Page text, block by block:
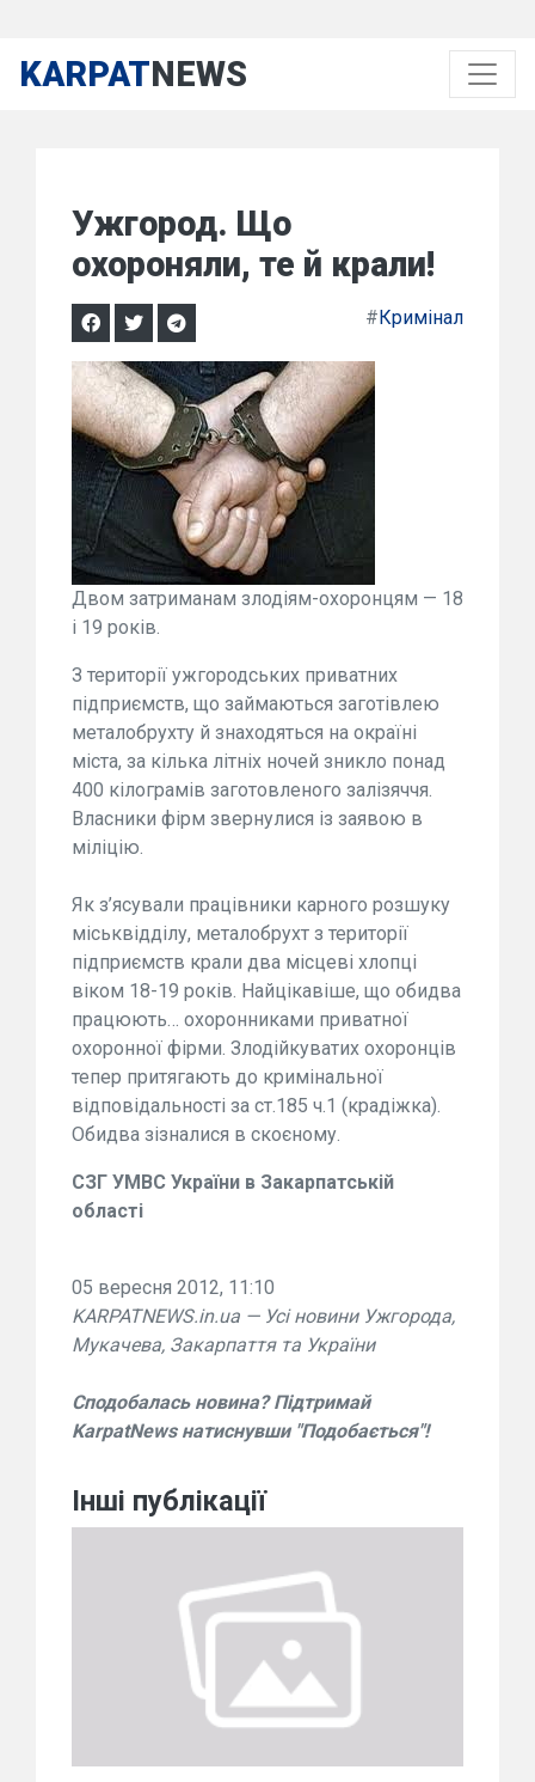
KARPATNEWS
Ужгород. Що
охороняли, те й крали!
#Кримінал
Двом затриманам злодіям-охоронцям — 18
і 19 років.
З території ужгородських приватних
підприємств, що займаються заготівлею
металобрухту й знаходяться на окраїні
міста, за кілька літніх ночей зникло понад
400 кілограмів заготовленого залізяччя.
Власники фірм звернулися із заявою в
міліцію.
Як з’ясували працівники карного розшуку
міськвідділу, металобрухт з території
підприємств крали два місцеві хлопці
віком 18-19 років. Найцікавіше, що обидва
працюють… охоронниками приватної
охоронної фірми. Злодійкуватих охоронців
тепер притягають до кримінальної
відповідальності за ст.185 ч.1 (крадіжка).
Обидва зізналися в скоєному.
СЗГ УМВС України в Закарпатській
області
05 вересня 2012, 11:10
KARPATNEWS.in.ua — Усі новини Ужгорода,
Мукачева, Закарпаття та України
Сподобалась новина? Підтримай
KarpatNews натиснувши "Подобається"!
Інші публікації